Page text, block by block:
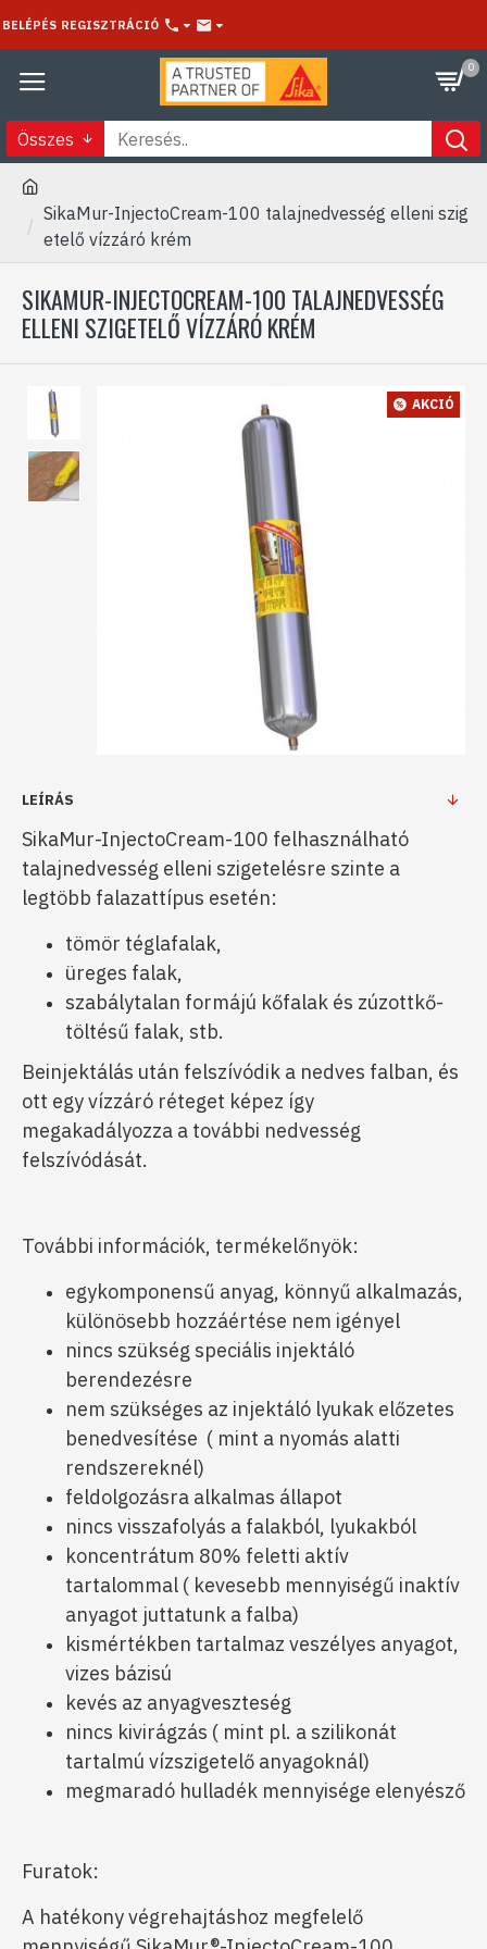
BELÉPÉS REGISZTRÁCIÓ
0
Összes
SikaMur-InjectoCream-100 talajnedvesség elleni szig
etelő vízzáró krém
SIKAMUR-INJECTOCREAM-100 TALAJNEDVESSÉG
ELLENI SZIGETELŐ VÍZZÁRÓ KRÉM
AKCIÓ
LEÍRÁS
SikaMur-InjectoCream-100 felhasználható
talajnedvesség elleni szigetelésre szinte a
legtöbb falazattípus esetén:
tömör téglafalak,
üreges falak,
szabálytalan formájú kőfalak és zúzottkő-
töltésű falak, stb.
Beinjektálás után felszívódik a nedves falban, és
ott egy vízzáró réteget képez így
megakadályozza a további nedvesség
felszívódását.
További információk, termékelőnyök:
egykomponensű anyag, könnyű alkalmazás,
különösebb hozzáértése nem igényel
nincs szükség speciális injektáló
berendezésre
nem szükséges az injektáló lyukak előzetes
benedvesítése ( mint a nyomás alatti
rendszereknél)
feldolgozásra alkalmas állapot
nincs visszafolyás a falakból, lyukakból
koncentrátum 80% feletti aktív
tartalommal ( kevesebb mennyiségű inaktív
anyagot juttatunk a falba)
kismértékben tartalmaz veszélyes anyagot,
vizes bázisú
kevés az anyagveszteség
nincs kivirágzás ( mint pl. a szilikonát
tartalmú vízszigetelő anyagoknál)
megmaradó hulladék mennyisége elenyésző
Furatok:
A hatékony végrehajtáshoz megfelelő